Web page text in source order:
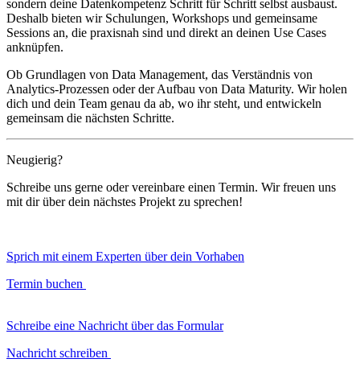
sondern deine Datenkompetenz Schritt für Schritt selbst ausbaust.
Deshalb bieten wir Schulungen, Workshops und gemeinsame
Sessions an, die praxisnah sind und direkt an deinen Use Cases
anknüpfen.
Ob Grundlagen von Data Management, das Verständnis von
Analytics-Prozessen oder der Aufbau von Data Maturity. Wir holen
dich und dein Team genau da ab, wo ihr steht, und entwickeln
gemeinsam die nächsten Schritte.
Neugierig?
Schreibe uns gerne oder vereinbare einen Termin. Wir freuen uns
mit dir über dein nächstes Projekt zu sprechen!
Sprich mit einem Experten über dein Vorhaben
Termin buchen
Schreibe eine Nachricht über das Formular
Nachricht schreiben